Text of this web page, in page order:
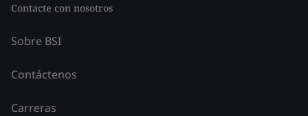
Contacte con nosotros
Sobre BSI
Contáctenos
Carreras